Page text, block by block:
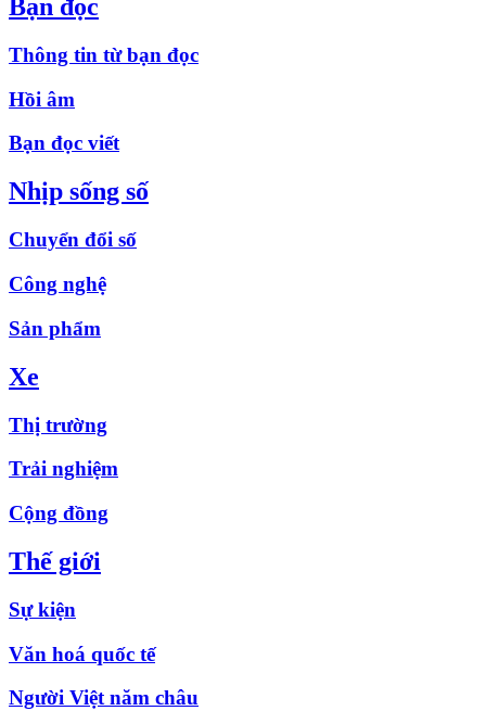
Bạn đọc
Thông tin từ bạn đọc
Hồi âm
Bạn đọc viết
Nhịp sống số
Chuyển đổi số
Công nghệ
Sản phẩm
Xe
Thị trường
Trải nghiệm
Cộng đồng
Thế giới
Sự kiện
Văn hoá quốc tế
Người Việt năm châu